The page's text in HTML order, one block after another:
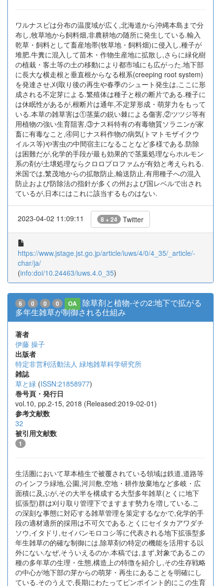
ワルナスビは分布の温度域が広く,北海道から沖縄本島まで分
布し,牧草地から飼料畑,非農耕地の随所に発生している.輸入
乾草・飼料として畜産地帯(牧草地・飼料畑)に侵入し,種子が
堆肥.牛糞に混入して苗木・作物生産地に拡散し,さらに緑化樹
の植栽・客土等の土の移動により都市域にも広がった.地下部
に長大な横走根と垂直根からなる根系(creeping root system)
を発達させ,刈取り後の再生や春季のシュート発生は,ここに形
成される不定芽による.繁殖体は種子と根の断片である.種子に
は休眠性があるが,根断片は通年,不定芽形成・萌芽力をもって
いる.本草の雑草害は①茎葉の鋭い棘による傷害,②ツツジ等有
用植物の強い生育阻害,③ナス科特有の有毒物質ソラニンが家
畜に有毒なこと,④同じナス科作物の病気(トマトモザイクウ
イルス等)や害虫の中間宿主になることなど多様である.防除
は困難だが,化学的手段が最も効果的で茎葉処理ならホルモン
系の剤が土壌処理ならクロロプロファムが有効と考えられる.
米国では,繁茂地からの拡散防止,輸送防止,有用種子への混入
防止および防除法の指針が多くの州および国レベルで出され
ているが,日本にはこれに該当するものはない.
2023-04-02 11:09:11 8 + 24 Twitter
https://www.jstage.jst.go.jp/article/iuws/4/0/4_35/_article/-
char/ja/
(info:doi/10.24463/iuws.4.0_35)
6 0 0 0 OA
除草剤と植物-その2:地下で拡がる
多年生雑草が制御される仕組み
著者
伊藤 操子
出版者
特定非営利活動法人 緑地雑草科学研究所
雑誌
草と緑 (ISSN:21858977)
巻号頁・発行日
vol.10, pp.2-15, 2018 (Released:2019-02-01)
参考文献数
32
被引用文献数
1
生活圏において草本植生で被覆されている領域は鉄道,道路等
のインフラ緑地,公園,河川敷,空地・耕作放棄地など多岐・広
面積に及ぶが,その大半を構成する大型多年雑草(とくに地下
拡張型)群は刈り取り管理下でますます勢力を増している.こ
の深刻な事態に対応する雑草管理を策定するなかで,化学的手
段の適材適所的採用は不可欠である.とくにセイタカアワダチ
ソウ,イタドリ,セイバンモロコシ等に代表される地下拡張型多
年生雑草の的確な制御には,除草剤の特定の機能を活用する以
外にない.なぜ,そういえるのか.本稿では,まず,対象であるこの
種の多年草の生理・生態,構造上の特徴を紹介し,その生存戦略
の中心が地下部の芽からの萌芽・再生にあることを明確にし
ている.そのうえで,長期にわたってピンポイント的にこの生育